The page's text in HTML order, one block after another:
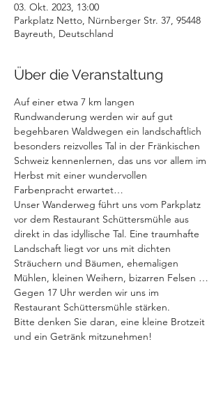
03. Okt. 2023, 13:00
Parkplatz Netto, Nürnberger Str. 37, 95448
Bayreuth, Deutschland
Über die Veranstaltung
Auf einer etwa 7 km langen
Rundwanderung werden wir auf gut
begehbaren Waldwegen ein landschaftlich
besonders reizvolles Tal in der Fränkischen
Schweiz kennenlernen, das uns vor allem im
Herbst mit einer wundervollen
Farbenpracht erwartet…
Unser Wanderweg führt uns vom Parkplatz
vor dem Restaurant Schüttersmühle aus
direkt in das idyllische Tal. Eine traumhafte
Landschaft liegt vor uns mit dichten
Sträuchern und Bäumen, ehemaligen
Mühlen, kleinen Weihern, bizarren Felsen …
Gegen 17 Uhr werden wir uns im
Restaurant Schüttersmühle stärken.
Bitte denken Sie daran, eine kleine Brotzeit
und ein Getränk mitzunehmen!